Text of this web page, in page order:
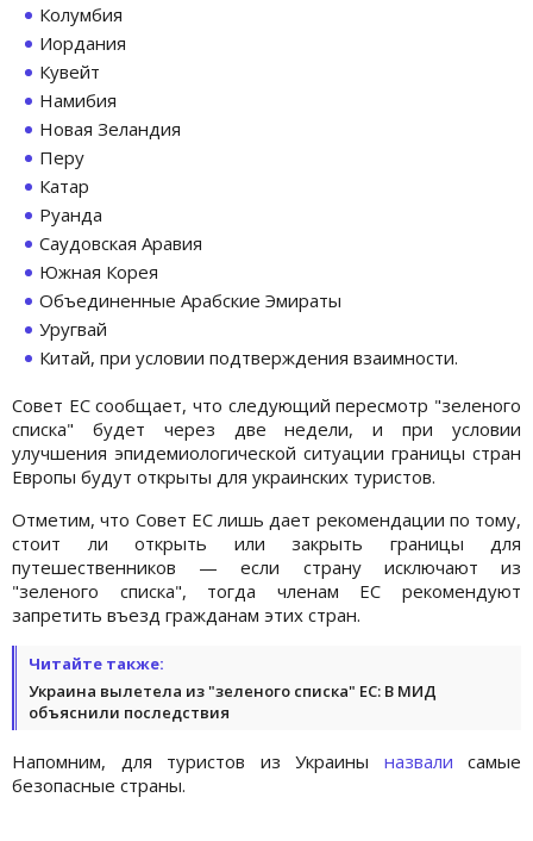
Колумбия
Иордания
Кувейт
Намибия
Новая Зеландия
Перу
Катар
Руанда
Саудовская Аравия
Южная Корея
Объединенные Арабские Эмираты
Уругвай
Китай, при условии подтверждения взаимности.
Совет ЕС сообщает, что следующий пересмотр "зеленого
списка" будет через две недели, и при условии
улучшения эпидемиологической ситуации границы стран
Европы будут открыты для украинских туристов.
Отметим, что Совет ЕС лишь дает рекомендации по тому,
стоит ли открыть или закрыть границы для
путешественников — если страну исключают из
"зеленого списка", тогда членам ЕС рекомендуют
запретить въезд гражданам этих стран.
Читайте также:
Украина вылетела из "зеленого списка" ЕС: В МИД
объяснили последствия
Напомним, для туристов из Украины назвали самые
безопасные страны.